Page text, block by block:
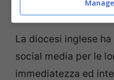
con il proprio lavoro
La diocesi inglese
social media per le
immediatezza ed